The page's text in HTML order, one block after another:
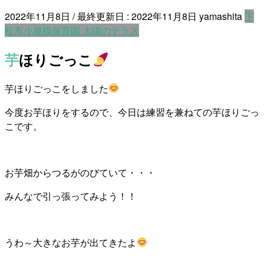
2022年11月8日 / 最終更新日 : 2022年11月8日 yamashita下
松市小規模保育園 太陽のテラス
芋ほりごっこ
芋ほりごっこをしました
今度お芋ほりをするので、今日は練習を兼ねての芋ほりごっ
こです。
お芋畑からつるがのびていて・・・
みんなで引っ張ってみよう！！
うわ～大きなお芋が出てきたよ